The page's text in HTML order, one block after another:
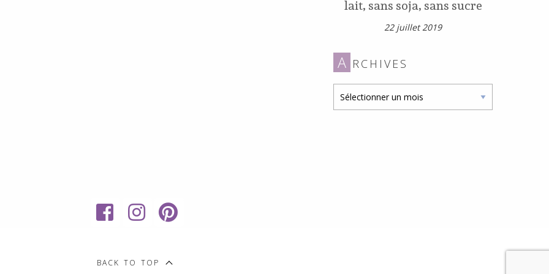
lait, sans soja, sans sucre
22 juillet 2019
A RCHIVES
Archives
Sweet
BACK TO TOP